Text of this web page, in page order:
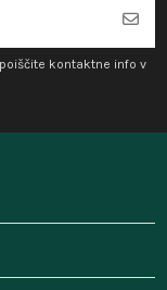
kontaktne info v